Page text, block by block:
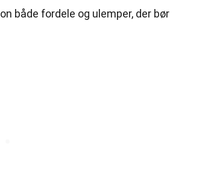
både fordele og ulemper, der bør